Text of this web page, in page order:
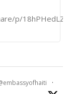
p/18hPHedLZA/
·